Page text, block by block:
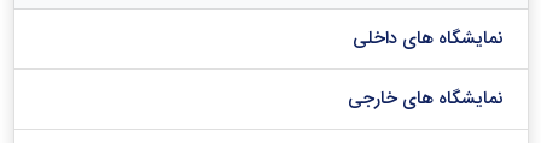
نمایشگاه های داخلی
نمایشگاه های خارجی